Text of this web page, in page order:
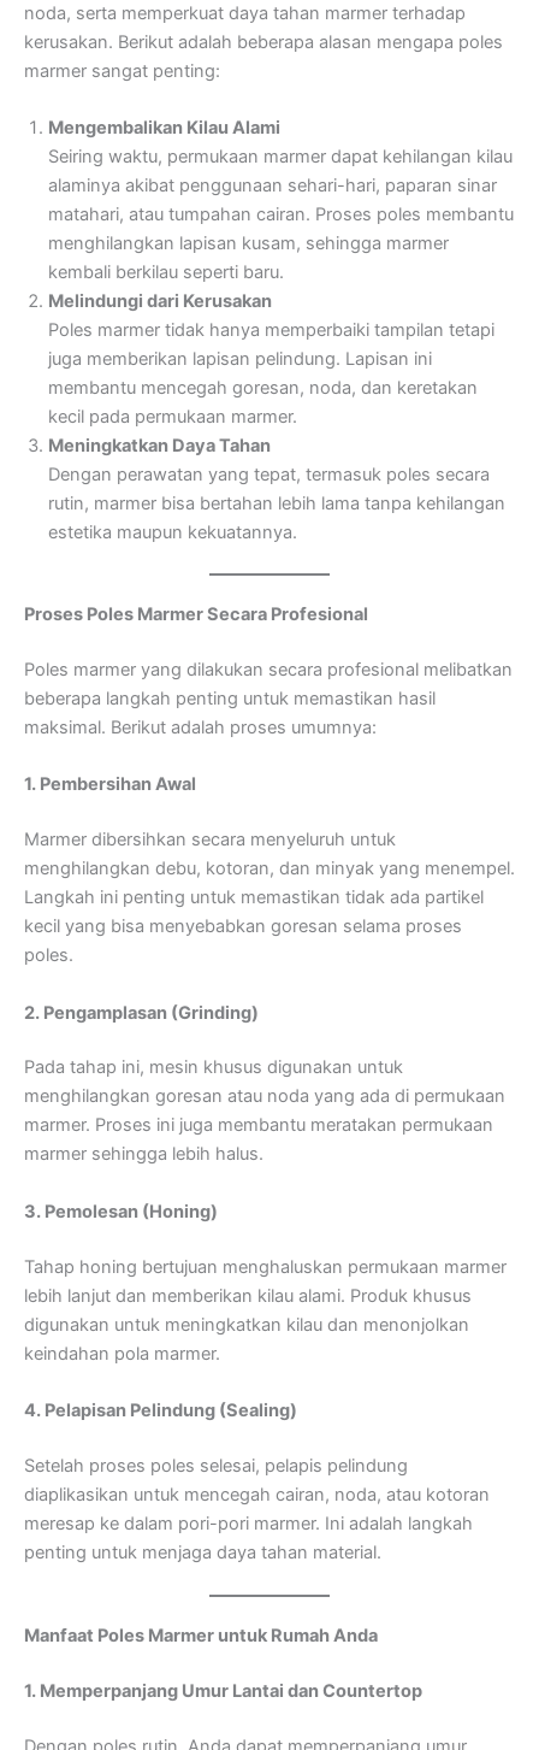
noda, serta memperkuat daya tahan marmer terhadap
kerusakan. Berikut adalah beberapa alasan mengapa poles
marmer sangat penting:
Mengembalikan Kilau Alami
Seiring waktu, permukaan marmer dapat kehilangan kilau
alaminya akibat penggunaan sehari-hari, paparan sinar
matahari, atau tumpahan cairan. Proses poles membantu
menghilangkan lapisan kusam, sehingga marmer
kembali berkilau seperti baru.
Melindungi dari Kerusakan
Poles marmer tidak hanya memperbaiki tampilan tetapi
juga memberikan lapisan pelindung. Lapisan ini
membantu mencegah goresan, noda, dan keretakan
kecil pada permukaan marmer.
Meningkatkan Daya Tahan
Dengan perawatan yang tepat, termasuk poles secara
rutin, marmer bisa bertahan lebih lama tanpa kehilangan
estetika maupun kekuatannya.
Proses Poles Marmer Secara Profesional
Poles marmer yang dilakukan secara profesional melibatkan
beberapa langkah penting untuk memastikan hasil
maksimal. Berikut adalah proses umumnya:
1. Pembersihan Awal
Marmer dibersihkan secara menyeluruh untuk
menghilangkan debu, kotoran, dan minyak yang menempel.
Langkah ini penting untuk memastikan tidak ada partikel
kecil yang bisa menyebabkan goresan selama proses
poles.
2. Pengamplasan (Grinding)
Pada tahap ini, mesin khusus digunakan untuk
menghilangkan goresan atau noda yang ada di permukaan
marmer. Proses ini juga membantu meratakan permukaan
marmer sehingga lebih halus.
3. Pemolesan (Honing)
Tahap honing bertujuan menghaluskan permukaan marmer
lebih lanjut dan memberikan kilau alami. Produk khusus
digunakan untuk meningkatkan kilau dan menonjolkan
keindahan pola marmer.
4. Pelapisan Pelindung (Sealing)
Setelah proses poles selesai, pelapis pelindung
diaplikasikan untuk mencegah cairan, noda, atau kotoran
meresap ke dalam pori-pori marmer. Ini adalah langkah
penting untuk menjaga daya tahan material.
Manfaat Poles Marmer untuk Rumah Anda
1. Memperpanjang Umur Lantai dan Countertop